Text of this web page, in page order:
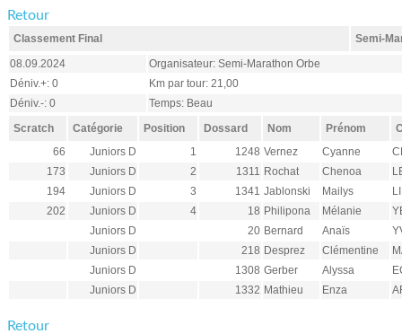
Retour
Classement Final
Semi-
08.09.2024
Organisateur: Semi-Marathon Orbe
Déniv.+: 0
Km par tour: 21,00
Déniv.-: 0
Temps: Beau
Scratch
Catégorie Position Dossard Nom Prénom
66
Juniors D 1 1248 Vernez Cyanne
173
Juniors D 2 1311 Rochat Chenoa
194
Juniors D 3 1341 Jablonski Mailys
202
Juniors D 4 18 Philipona Mélanie
Juniors D
20 Bernard Anaïs
Juniors D
218 Desprez Clémentine
Juniors D
1308 Gerber Alyssa
Juniors D
1332 Mathieu Enza
Retour